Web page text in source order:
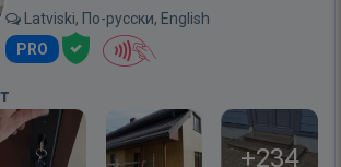
Latviski, По-русски, English
PRO
+234